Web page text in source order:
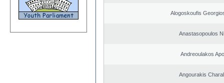
Alogoskoufis
Anastasopoulos
Andreoulakos
Angourakis